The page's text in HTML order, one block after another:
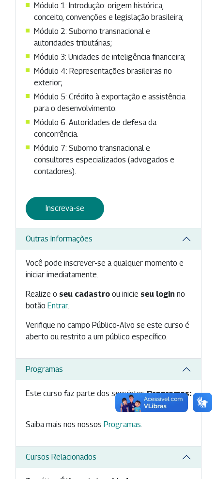
Módulo 1: Introdução: origem histórica,
conceito, convenções e legislação brasileira;
Módulo 2: Suborno transnacional e
autoridades tributárias;
Módulo 3: Unidades de inteligência financeira;
Módulo 4: Representações brasileiras no
exterior;
Módulo 5: Crédito à exportação e assistência
para o desenvolvimento.
Módulo 6: Autoridades de defesa da
concorrência.
Módulo 7: Suborno transnacional e
consultores especializados (advogados e
contadores).
Inscreva-se
Outras Informações
Você pode inscrever-se a qualquer momento e
iniciar imediatamente.
Realize o seu cadastro ou inicie seu login no
botão Entrar.
Verifique no campo Público-Alvo se este curso é
aberto ou restrito a um público específico.
Programas
Este curso faz parte dos seguintesProgramas:
Saiba mais nos nossos Programas
Cursos Relacionados